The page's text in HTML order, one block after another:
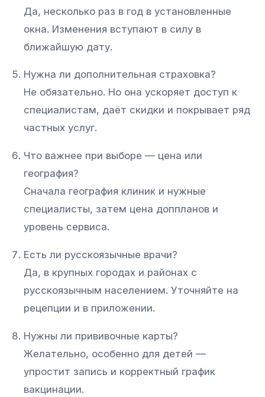
Да, несколько раз в год в установленные
окна. Изменения вступают в силу в
ближайшую дату.
Нужна ли дополнительная страховка?
Не обязательно. Но она ускоряет доступ к
специалистам, даёт скидки и покрывает ряд
частных услуг.
Что важнее при выборе — цена или
география?
Сначала география клиник и нужные
специалисты, затем цена доппланов и
уровень сервиса.
Есть ли русскоязычные врачи?
Да, в крупных городах и районах с
русскоязычным населением. Уточняйте на
рецепции и в приложении.
Нужны ли прививочные карты?
Желательно, особенно для детей —
упростит запись и корректный график
вакцинации.